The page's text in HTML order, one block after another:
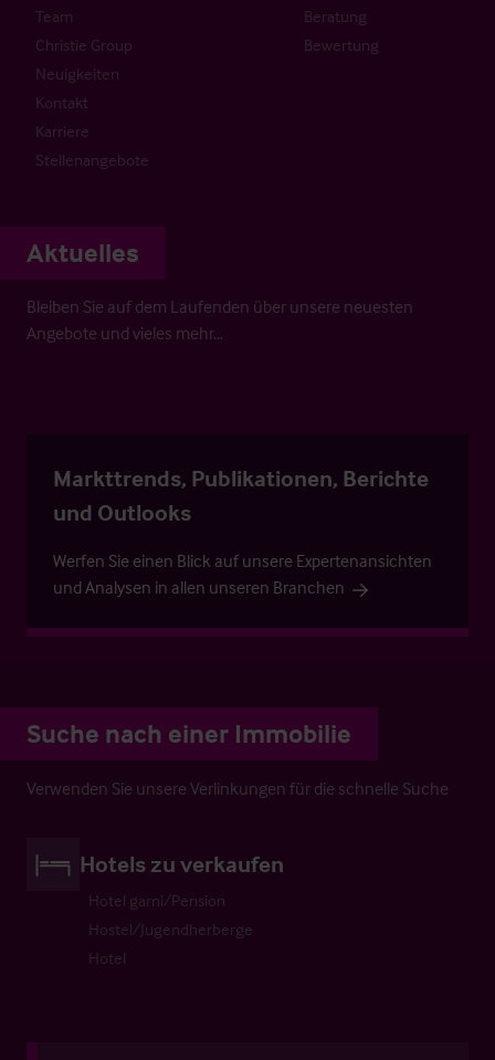
Team
Christie Group
Neuigkeiten
Kontakt
Karriere
Stellenangebote
Beratung
Bewertung
Aktuelles
Bleiben Sie auf dem Laufenden über unsere neuesten
Angebote und vieles mehr…
Markttrends, Publikationen, Berichte
und Outlooks
Werfen Sie einen Blick auf unsere Expertenansichten
und Analysen in allen unseren Branchen
Suche nach einer Immobilie
Verwenden Sie unsere Verlinkungen für die schnelle Suche
Hotels zu verkaufen
Hotel garni/Pension
Hostel/Jugendherberge
Hotel